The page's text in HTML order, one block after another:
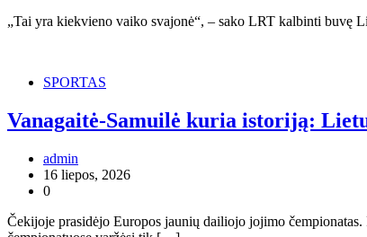
„Tai yra kiekvieno vaiko svajonė“, – sako LRT kalbinti buvę
SPORTAS
Vanagaitė-Samuilė kuria istoriją:
admin
16 liepos, 2026
0
Čekijoje prasidėjo Europos jaunių dailiojo jojimo